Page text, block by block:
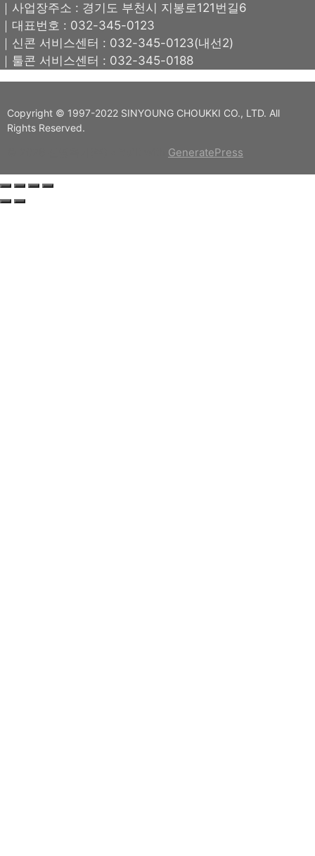
｜사업장주소 : 경기도 부천시 지봉로121번길6
｜대표번호 : 032-345-0123
｜신콘 서비스센터 : 032-345-0123(내선2)
｜툴콘 서비스센터 : 032-345-0188
Copyright © 1997-2022 SINYOUNG CHOUKKI CO., LTD. All
Rights Reserved.
GeneratePress